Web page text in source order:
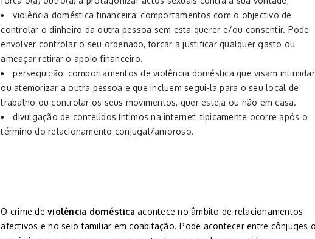
violência doméstica financeira: comportamentos com o objectivo de
controlar o dinheiro da outra pessoa sem esta querer e/ou consentir. Pode
envolver controlar o seu ordenado, forçar a justificar qualquer gasto ou
ameaçar retirar o apoio financeiro.
perseguição: comportamentos de violência doméstica que visam intimidar
ou atemorizar a outra pessoa e que incluem segui-la para o seu local de
trabalho ou controlar os seus movimentos, quer esteja ou não em casa.
divulgação de conteúdos íntimos na internet: tipicamente ocorre após o
término do relacionamento conjugal/amoroso.
O crime deviolência doméstica acontece no âmbito de relacionamentos
afectivos e no seio familiar em coabitação. Pode acontecer entre cônjuges